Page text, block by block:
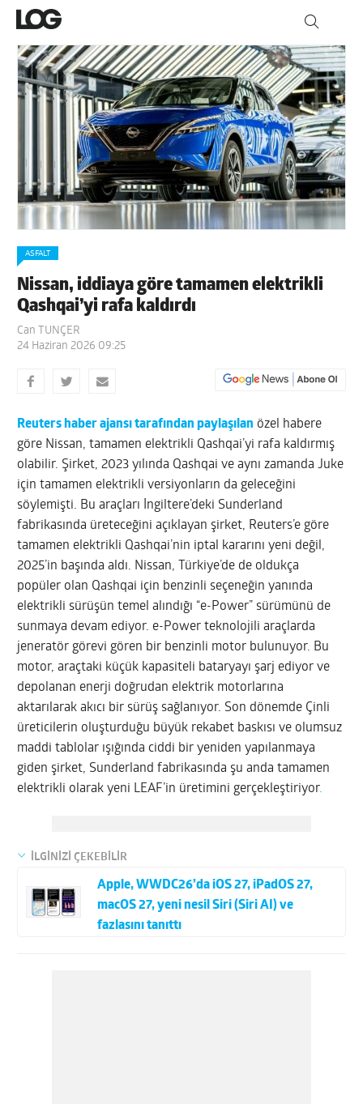
ASFALT
Nissan, iddiaya göre tamamen elektrikli
Qashqai’yi rafa kaldırdı
Can TUNÇER
24 Haziran 2026 09:25
Reuters haber ajansı tarafından paylaşılan özel habere
göre Nissan, tamamen elektrikli Qashqai’yi rafa kaldırmış
olabilir. Şirket, 2023 yılında Qashqai ve aynı zamanda Juke
için tamamen elektrikli versiyonların da geleceğini
söylemişti. Bu araçları İngiltere’deki Sunderland
fabrikasında üreteceğini açıklayan şirket, Reuters’e göre
tamamen elektrikli Qashqai’nin iptal kararını yeni değil,
2025’in başında aldı. Nissan, Türkiye’de de oldukça
popüler olan Qashqai için benzinli seçeneğin yanında
elektrikli sürüşün temel alındığı “e-Power” sürümünü de
sunmaya devam ediyor. e-Power teknolojili araçlarda
jeneratör görevi gören bir benzinli motor bulunuyor. Bu
motor, araçtaki küçük kapasiteli bataryayı şarj ediyor ve
depolanan enerji doğrudan elektrik motorlarına
aktarılarak akıcı bir sürüş sağlanıyor. Son dönemde Çinli
üreticilerin oluşturduğu büyük rekabet baskısı ve olumsuz
maddi tablolar ışığında ciddi bir yeniden yapılanmaya
giden şirket, Sunderland fabrikasında şu anda tamamen
elektrikli olarak yeni LEAF’in üretimini gerçekleştiriyor.
İLGİNİZİ ÇEKEBİLİR
Apple, WWDC26’da iOS 27, iPadOS 27,
macOS 27, yeni nesil Siri (Siri AI) ve
fazlasını tanıttı